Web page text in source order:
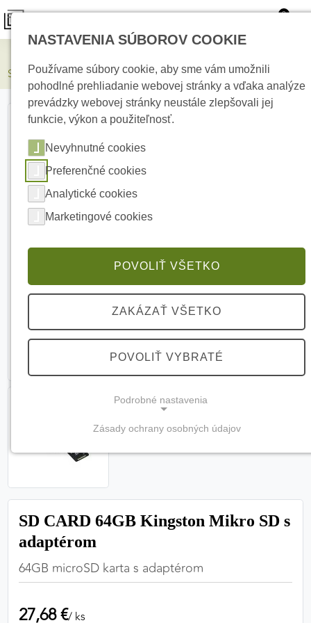
0
SD CARD 64GB Kingston Mikro SD s adaptérom
SD CARD 64GB Kingston Mikro SD s
adaptérom
64GB microSD karta s adaptérom
27,68 €/ ks
NASTAVENIA SÚBOROV COOKIE
Používame súbory cookie, aby sme vám umožnili
pohodlné prehliadanie webovej stránky a vďaka analýze
prevádzky webovej stránky neustále zlepšovali jej
funkcie, výkon a použiteľnosť.
Nevyhnutné cookies
Preferenčné cookies
Analytické cookies
Marketingové cookies
POVOLIŤ VŠETKO
ZAKÁZAŤ VŠETKO
POVOLIŤ VYBRATÉ
Podrobné nastavenia
(vždy aktívne, nemožno vypnúť)
Tieto cookies sú potrebné na správne fungovanie
zabezpečiť jej plnú funkčnosť.
PREFERENČNÉ COOKIES
Zásady ochrany osobných údajov